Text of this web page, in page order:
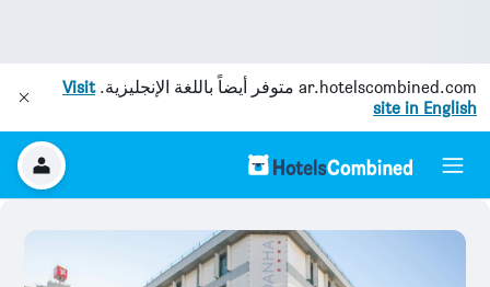
ar.hotelscombined.com متوفر أيضاً باللغة الإنجليزية.Visit
site in English